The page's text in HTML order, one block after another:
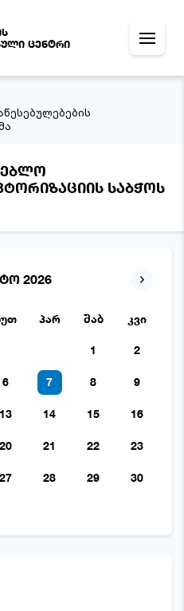
ცენტრი
საბჭოს
2026
პარ შაბ კვი
1 2
6 7 8 9
13 14 15 16
20 21 22 23
27 28 29 30